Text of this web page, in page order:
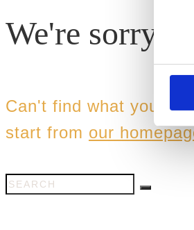
We're sorry,
Can't find what you
start from our